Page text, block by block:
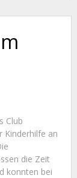
Club
Kinderhilfe an
die Zeit
konnten bei